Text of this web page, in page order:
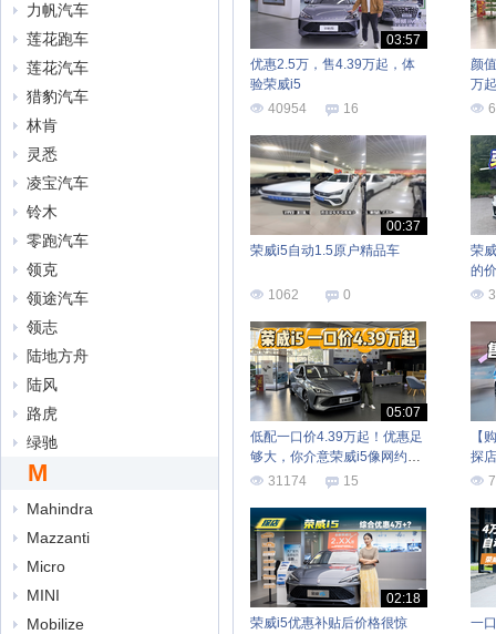
力帆汽车
莲花跑车
莲花汽车
猎豹汽车
林肯
灵悉
凌宝汽车
铃木
零跑汽车
领克
领途汽车
领志
陆地方舟
陆风
路虎
绿驰
M
Mahindra
Mazzanti
Micro
MINI
Mobilize
03:57
优惠2.5万，售4.39万起，体
验荣威i5
40954
16
颜
万
吗？
00:37
荣威i5自动1.5原户精品车
1062 0
荣
的
05:07
低配一口价4.39万起！优惠足
够大，你介意荣威i5像网约车
吗？31174 15
【
探
02:18
荣威i5优惠补贴后价格很惊
一